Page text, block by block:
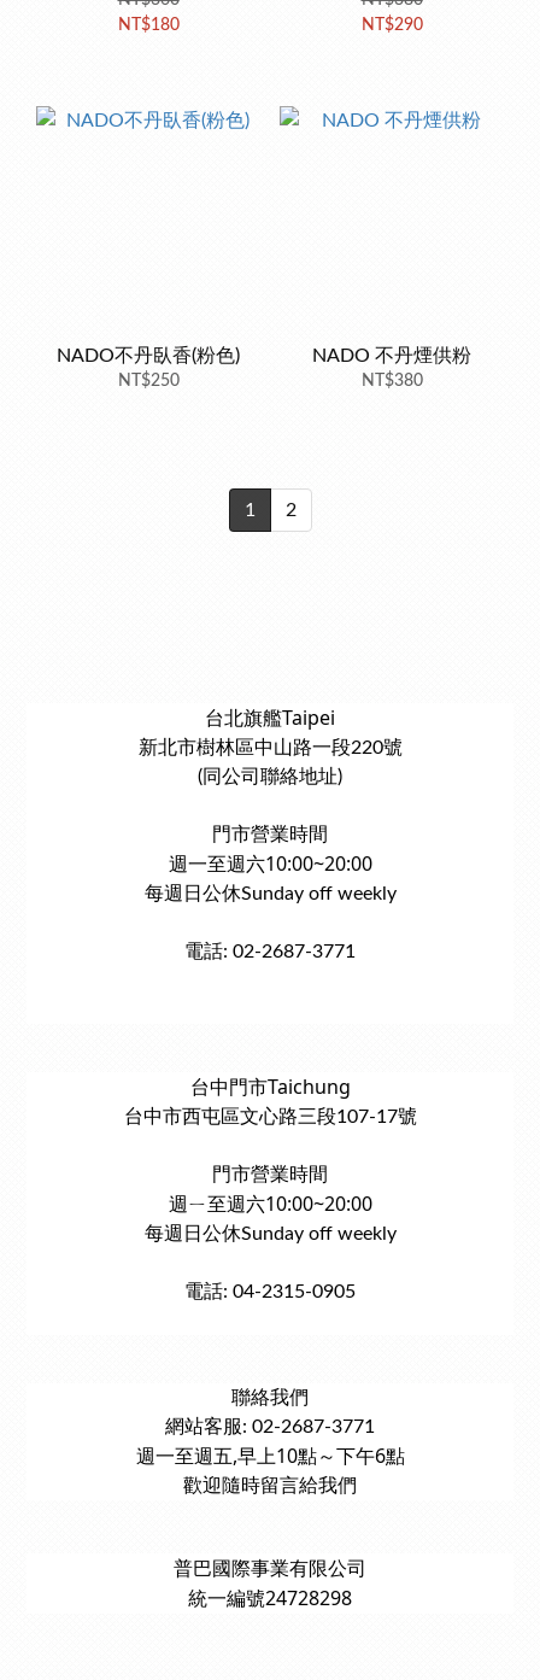
NT$180
NT$290
NADO不丹臥香(粉色)
NT$250
NADO 不丹煙供粉
NT$380
1 2
台北旗艦Taipei
新北市樹林區中山路一段220號
(同公司聯絡地址)
門市營業時間
週一至週六10:00~20:00
每週日公休Sunday off weekly
電話: 02-2687-3771
台中門市Taichung
台中市西屯區文心路三段107-17號
門市營業時間
週ㄧ至週六10:00~20:00
每週日公休Sunday off weekly
電話: 04-2315-0905
聯絡我們
網站客服: 02-2687-3771
週一至週五,早上10點～下午6點
歡迎隨時留言給我們
普巴國際事業有限公司
統一編號24728298